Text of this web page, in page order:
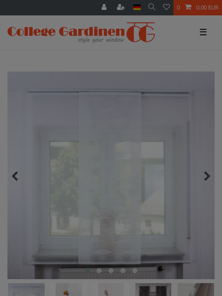
0 0,00 EUR
☰